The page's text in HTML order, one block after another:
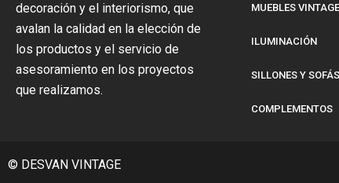
decoración y el interiorismo, que
avalan la calidad en la elección de
los productos y el servicio de
asesoramiento en los proyectos
que realizamos.
MUEBLES VINTAGE
ILUMINACIÓN
SILLONES Y SOFÁS
COMPLEMENTOS
© DESVAN VINTAGE